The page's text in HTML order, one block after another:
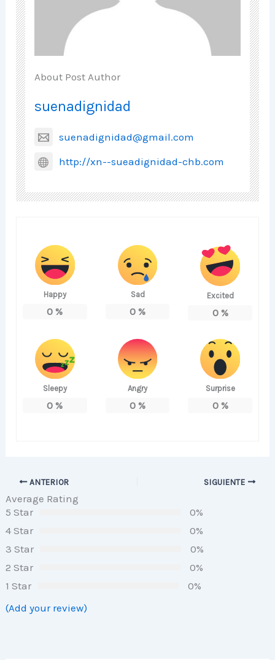
About Post Author
suenadignidad
suenadignidad@gmail.com
http://xn--sueadignidad-chb.com
Happy
0 %
Sad
0 %
Excited
0%
Sleepy
0 %
Angry
0 %
Surprise
0%
ANTERIOR SIGUIENTE
Average Rating
5 Star
0%
4 Star
0%
3 Star
0%
2 Star
0%
1 Star
0%
(Add your review)